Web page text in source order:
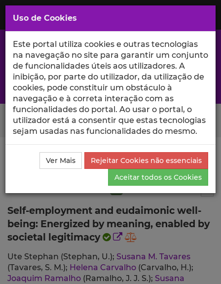
Saltar
para
Conteúdo
Principal
A excelência da investigação e ciência no Iscte
Search Button
Ciência_Iscte Publicações
Descrição Detalhada da
Publicação
Self-employment and eudaimonic well-
being: Energized by meaning, enabled by
societal legitimacy
Ute Stephan (Stephan, U.); Susana M. Tavares
(Tavares, S. M.); Helena Carvalho (Carvalho, H.);
Joaquim Ramalho (Ramalho, J. J. S.); Susana
Uso de Cookies
Este portal utiliza cookies e outras tecnologias
na navegação no site para garantir um conjunto
de funcionalidades úteis aos utilizadores. A
inibição, por parte do utilizador, da utilização de
cookies, pode constituir um obstáculo à
navegação e à correta interação com as
funcionalidades do portal. Ao usar o portal, o
utilizador está a consentir que estas tecnologias
sejam usadas nas funcionalidades do mesmo.
Ver Mais
Rejeitar Cookies não essenciais
Aceitar todos os Cookies